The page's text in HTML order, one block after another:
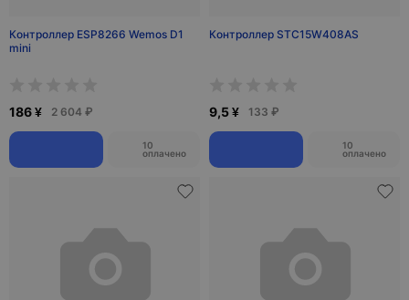
Контроллер ESP8266 Wemos D1
mini
186 ¥ 2 604 ₽
10
оплачено
Контроллер STC15W408AS
9,5 ¥ 133 ₽
10
оплачено